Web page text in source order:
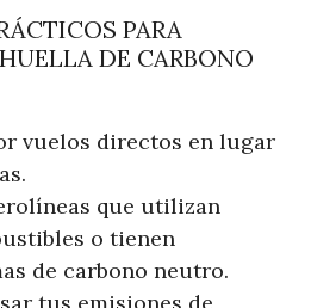
PARA
DE CARBONO
vuelos directos en lugar
que utilizan
o tienen
de carbono neutro.